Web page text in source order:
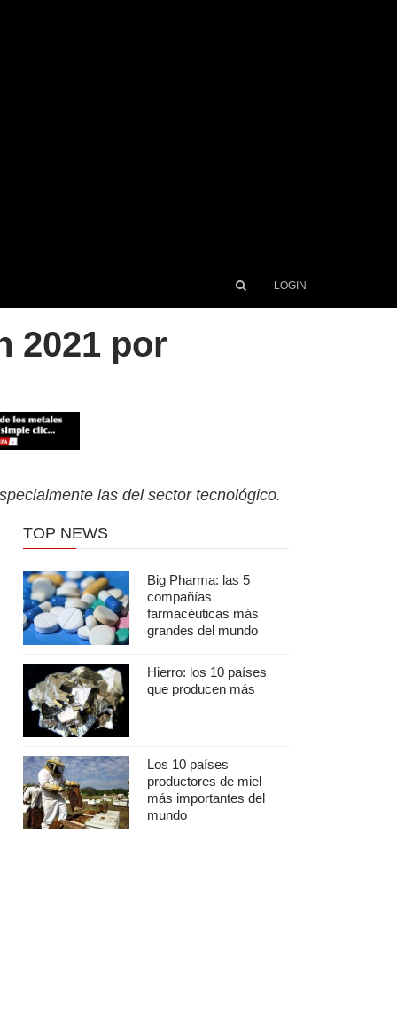
LOGIN
2021 por
las del sector tecnológico.
TOP NEWS
Big Pharma: las 5
compañías
farmacéuticas más
grandes del mundo
Hierro: los 10 países
que producen más
Los 10 países
productores de miel
más importantes del
mundo